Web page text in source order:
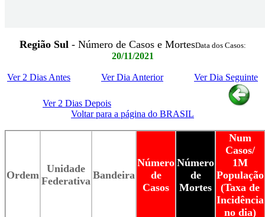
Região Sul- Número de Casos e MortesData dos Casos:
20/11/2021
Ver 2 Dias Antes Ver Dia Anterior Ver Dia Seguinte
Ver 2 Dias Depois
Voltar para a página do BRASIL
Ordem
Unidade
Federativa Bandeira
Número
de
Casos
Número
de
Mortes
Num
Casos/
1M
População
(Taxa de
Incidência
no dia)